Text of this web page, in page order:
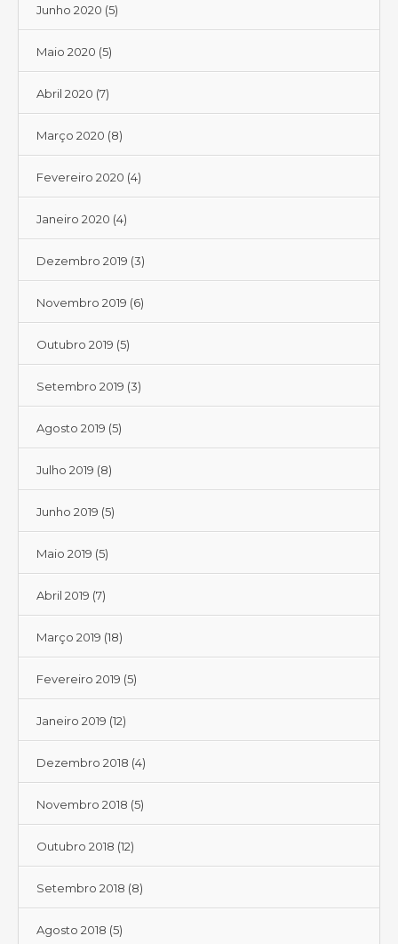
Junho 2020 (5)
Maio 2020 (5)
Abril 2020 (7)
Março 2020 (8)
Fevereiro 2020 (4)
Janeiro 2020 (4)
Dezembro 2019 (3)
Novembro 2019 (6)
Outubro 2019 (5)
Setembro 2019 (3)
Agosto 2019 (5)
Julho 2019 (8)
Junho 2019 (5)
Maio 2019 (5)
Abril 2019 (7)
Março 2019 (18)
Fevereiro 2019 (5)
Janeiro 2019 (12)
Dezembro 2018 (4)
Novembro 2018 (5)
Outubro 2018 (12)
Setembro 2018 (8)
Agosto 2018 (5)